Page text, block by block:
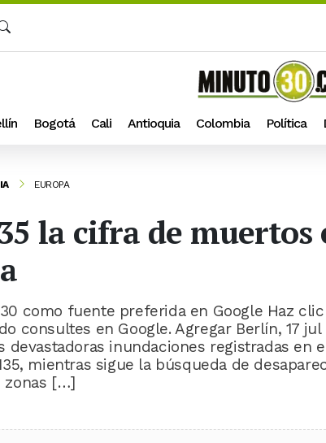
Bogotá Cali Antioquia Colombia Política
EUROPA
la cifra de
como fuente preferida en Google Haz
consultes en Google. Agregar Berlín, 17
devastadoras inundaciones registradas en
mientras sigue la búsqueda de
zonas […]